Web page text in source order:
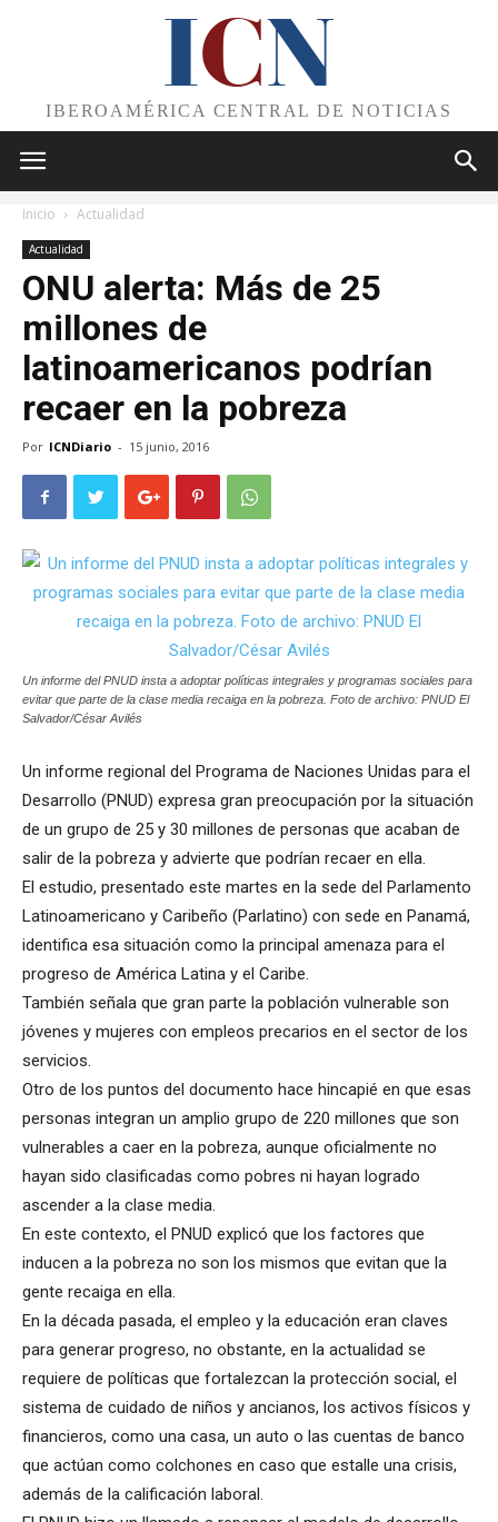
ICN
IBEROAMÉRICA CENTRAL DE NOTICIAS
Inicio Actualidad
Actualidad
ONU alerta: Más de 25
millones de
latinoamericanos podrían
recaer en la pobreza
Por ICNDiario - 15 junio, 2016
Un informe del PNUD insta a adoptar políticas integrales y programas sociales para
evitar que parte de la clase media recaiga en la pobreza. Foto de archivo: PNUD El
Salvador/César Avilés
Un informe regional del Programa de Naciones Unidas para el
Desarrollo (PNUD) expresa gran preocupación por la situación
de un grupo de 25 y 30 millones de personas que acaban de
salir de la pobreza y advierte que podrían recaer en ella.
El estudio, presentado este martes en la sede del Parlamento
Latinoamericano y Caribeño (Parlatino) con sede en Panamá,
identifica esa situación como la principal amenaza para el
progreso de América Latina y el Caribe.
También señala que gran parte la población vulnerable son
jóvenes y mujeres con empleos precarios en el sector de los
servicios.
Otro de los puntos del documento hace hincapié en que esas
personas integran un amplio grupo de 220 millones que son
vulnerables a caer en la pobreza, aunque oficialmente no
hayan sido clasificadas como pobres ni hayan logrado
ascender a la clase media.
En este contexto, el PNUD explicó que los factores que
inducen a la pobreza no son los mismos que evitan que la
gente recaiga en ella.
En la década pasada, el empleo y la educación eran claves
para generar progreso, no obstante, en la actualidad se
requiere de políticas que fortalezcan la protección social, el
sistema de cuidado de niños y ancianos, los activos físicos y
financieros, como una casa, un auto o las cuentas de banco
que actúan como colchones en caso que estalle una crisis,
además de la calificación laboral.